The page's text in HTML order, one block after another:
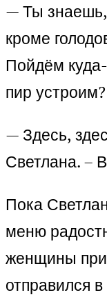
— Ты
кроме
Пойдём
пир устроим?
— Здесь,
Светлана. –
Пока
меню
женщины
отправился